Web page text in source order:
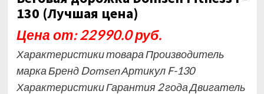
130 (Лучшая цена)
Цена от: 22990.0 руб.
Характеристики товара Производитель
марка Бренд Domsen Артикул F-130
Характеристики Гарантия 2 года Двигатель